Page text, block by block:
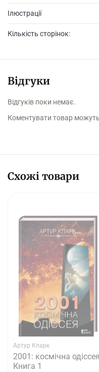
Ілюстрації
Кількість сторінок:
Відгуки
Відгуків поки немає.
Коментувати товар можуть
Схожі товари
Артур Кларк
2001: космічна
Книга 1